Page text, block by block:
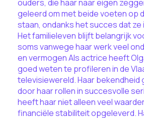
ouders, die haar naar eigen
geleerd om met beide voeten op
staan, ondanks het succes dat ze
Het familieleven blijft belangrijk
soms vanwege haar werk veel
en vermogen Als actrice heeft
goed weten te profileren in de
televisiewereld. Haar bekendheid
door haar rollen in succesvolle
heeft haar niet alleen veel
financiële stabiliteit opgeleverd.